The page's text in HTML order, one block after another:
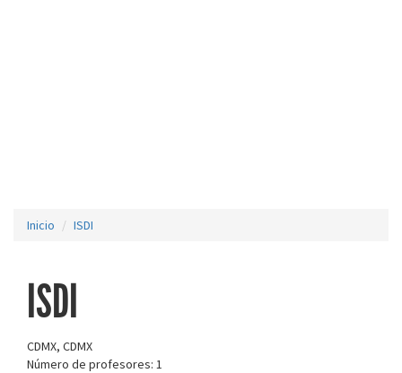
Inicio ISDI
ISDI
CDMX, CDMX
Número de profesores: 1